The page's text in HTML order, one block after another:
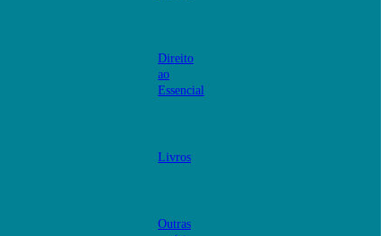
Direito
ao
Essencial
Livros
Outras